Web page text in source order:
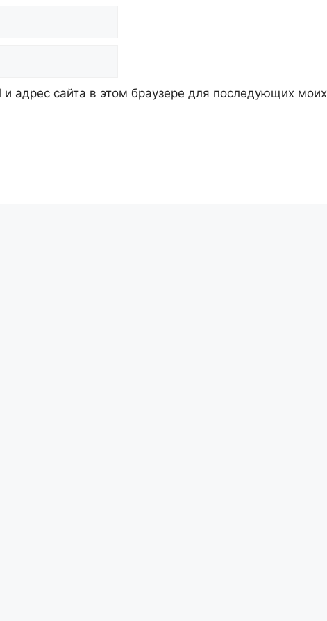
адрес сайта в этом браузере для последующих моих